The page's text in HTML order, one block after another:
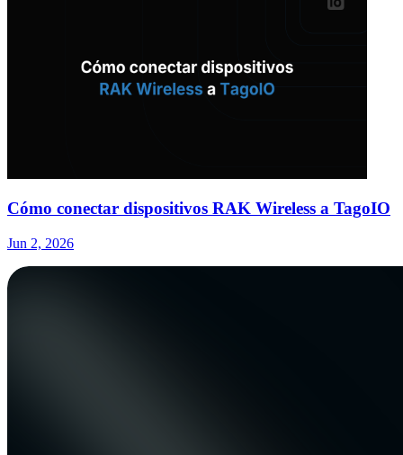
Cómo conectar dispositivos RAK Wireless a TagoIO
Jun 2, 2026